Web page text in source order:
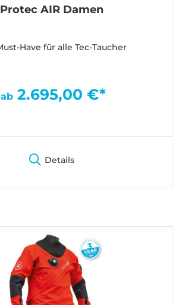
Protec AIR Damen
Have für alle Tec-Taucher
ab 2.695,00 €*
Details